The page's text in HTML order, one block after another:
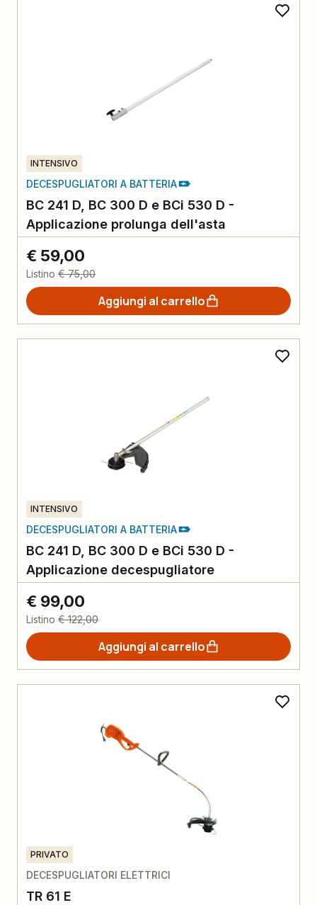
INTENSIVO
DECESPUGLIATORI A BATTERIA
BC 241 D, BC 300 D e BCi 530 D -
Applicazione prolunga dell'asta
€ 59,00
Listino € 75,00
Aggiungi al carrello
INTENSIVO
DECESPUGLIATORI A BATTERIA
BC 241 D, BC 300 D e BCi 530 D -
Applicazione decespugliatore
€ 99,00
Listino € 122,00
Aggiungi al carrello
PRIVATO
DECESPUGLIATORI ELETTRICI
TR 61 E